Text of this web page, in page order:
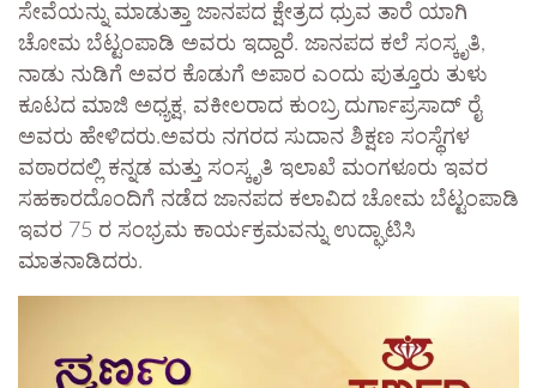
ಸೇವೆಯನ್ನು ಮಾಡುತ್ತಾ ಜಾನಪದ ಕ್ಷೇತ್ರದ ಧ್ರುವ ತಾರೆ ಯಾಗಿ
ಚೋಮ ಬೆಟ್ಟಂಪಾಡಿ ಅವರು ಇದ್ದಾರೆ. ಜಾನಪದ ಕಲೆ ಸಂಸ್ಕೃತಿ,
ನಾಡು ನುಡಿಗೆ ಅವರ ಕೊಡುಗೆ ಅಪಾರ ಎಂದು ಪುತ್ತೂರು ತುಳು
ಕೂಟದ ಮಾಜಿ ಅಧ್ಯಕ್ಷ, ವಕೀಲರಾದ ಕುಂಬ್ರ ದುರ್ಗಾಪ್ರಸಾದ್ ರೈ
ಅವರು ಹೇಳಿದರು.ಅವರು ನಗರದ ಸುದಾನ ಶಿಕ್ಷಣ ಸಂಸ್ಥೆಗಳ
ವಠಾರದಲ್ಲಿ ಕನ್ನಡ ಮತ್ತು ಸಂಸ್ಕೃತಿ ಇಲಾಖೆ ಮಂಗಳೂರು ಇವರ
ಸಹಕಾರದೊಂದಿಗೆ ನಡೆದ ಜಾನಪದ ಕಲಾವಿದ ಚೋಮ ಬೆಟ್ಟಂಪಾಡಿ
ಇವರ 75 ರ ಸಂಭ್ರಮ ಕಾರ್ಯಕ್ರಮವನ್ನು ಉದ್ಘಾಟಿಸಿ
ಮಾತನಾಡಿದರು.